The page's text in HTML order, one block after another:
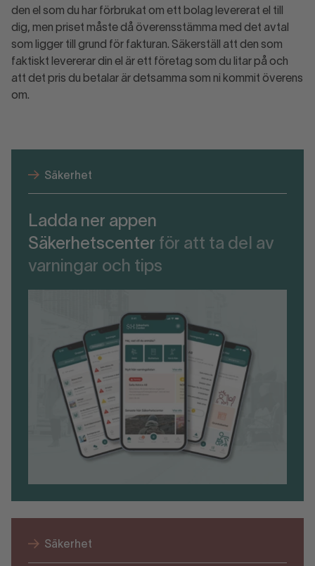
den el som du har förbrukat om ett bolag levererat el till
dig, men priset måste då överensstämma med det avtal
som ligger till grund för fakturan. Säkerställ att den som
faktiskt levererar din el är ett företag som du litar på och
att det pris du betalar är detsamma som ni kommit överens
om.
Säkerhet
Ladda ner appen
Säkerhetscenter för att ta del av
varningar och tips
Säkerhet